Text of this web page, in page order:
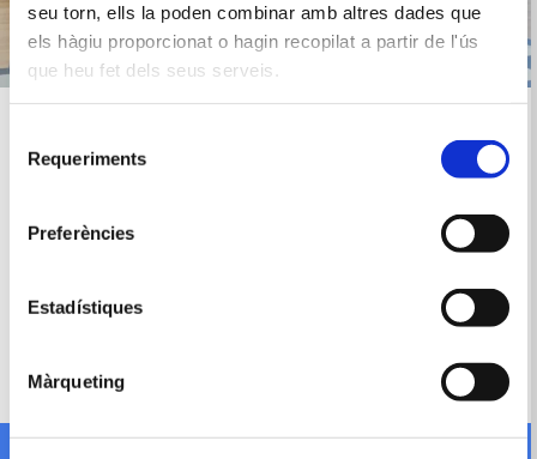
seu torn, ells la poden combinar amb altres dades que
els hàgiu proporcionat o hagin recopilat a partir de l'ús
que heu fet dels seus serveis.
Requeriments
Preferències
Estadístiques
Màrqueting
L’Educació Infantil engloba dels 3 als 6 anys, i
desenvolupament físic, afectiu, social i
intel·lectual dels infants.